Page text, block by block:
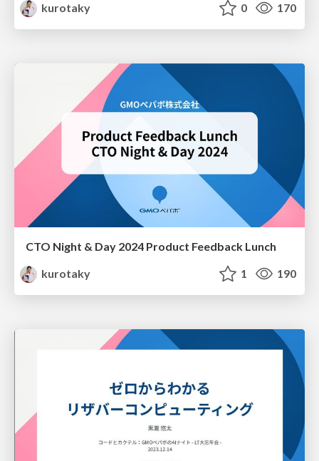
kurotaky
0 170
CTO Night & Day 2024 Product Feedback Lunch
kurotaky
1 190